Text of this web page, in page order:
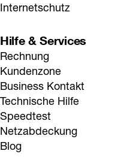
Internetschutz
Hilfe & Services
Rechnung
Kundenzone
Business Kontakt
Technische Hilfe
Speedtest
Netzabdeckung
Blog